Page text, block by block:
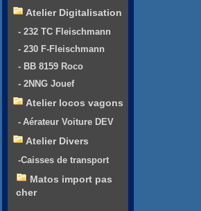
Atelier Digitalisation
- 232 TC Fleischmann
- 230 F-Fleischmann
- BB 8159 Roco
- 2NNG Jouef
Atelier locos vagons
- Aérateur Voiture DEV
Atelier Divers
-Caisses de transport
Matos import pas
cher